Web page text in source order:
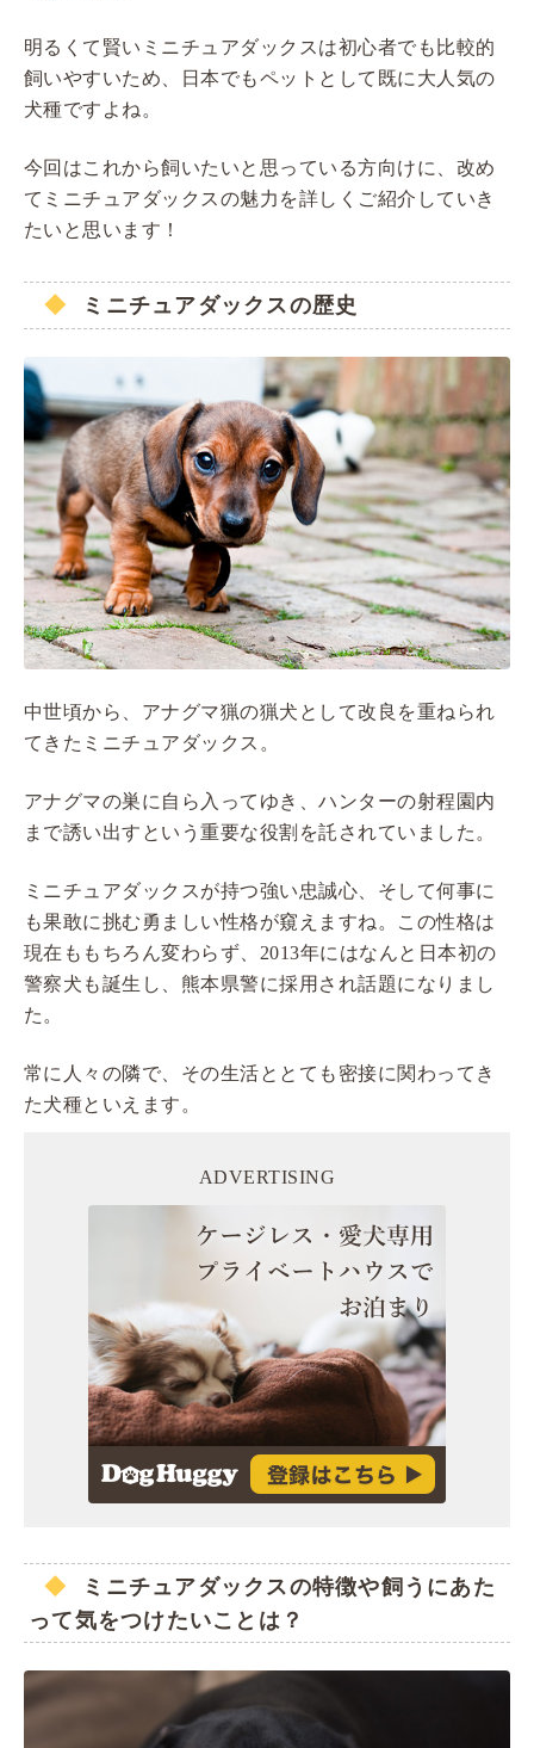
明るくて賢いミニチュアダックスは初心者でも比較的
飼いやすいため、日本でもペットとして既に大人気の
犬種ですよね。
今回はこれから飼いたいと思っている方向けに、改め
てミニチュアダックスの魅力を詳しくご紹介していき
たいと思います！
ミニチュアダックスの歴史
中世頃から、アナグマ猟の猟犬として改良を重ねられ
てきたミニチュアダックス。
アナグマの巣に自ら入ってゆき、ハンターの射程園内
まで誘い出すという重要な役割を託されていました。
ミニチュアダックスが持つ強い忠誠心、そして何事に
も果敢に挑む勇ましい性格が窺えますね。この性格は
現在ももちろん変わらず、2013年にはなんと日本初の
警察犬も誕生し、熊本県警に採用され話題になりまし
た。
常に人々の隣で、その生活ととても密接に関わってき
た犬種といえます。
ADVERTISING
ミニチュアダックスの特徴や飼うにあた
って気をつけたいことは？